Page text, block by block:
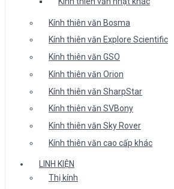
Kính thiên văn Bosma
Kính thiên văn Explore Scientific
Kính thiên văn GSO
Kính thiên văn Orion
Kính thiên văn SharpStar
Kính thiên văn SVBony
Kính thiên văn Sky Rover
Kính thiên văn cao cấp khác
LINH KIỆN
Thị kính